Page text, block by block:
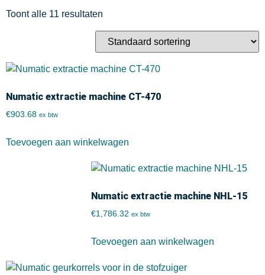
Toont alle 11 resultaten
Numatic extractie machine CT-470
€903.68 ex btw
Toevoegen aan winkelwagen
Numatic extractie machine NHL-15
€1,786.32 ex btw
Toevoegen aan winkelwagen